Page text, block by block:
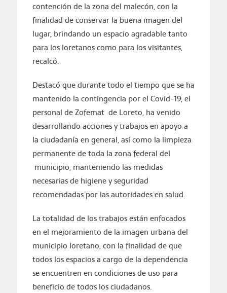
contención de la zona del malecón, con la
finalidad de conservar la buena imagen del
lugar, brindando un espacio agradable tanto
para los loretanos como para los visitantes,
recalcó.
Destacó que durante todo el tiempo que se ha
mantenido la contingencia por el Covid-19, el
personal de Zofemat de Loreto, ha venido
desarrollando acciones y trabajos en apoyo a
la ciudadanía en general, así como la limpieza
permanente de toda la zona federal del
municipio, manteniendo las medidas
necesarias de higiene y seguridad
recomendadas por las autoridades en salud.
La totalidad de los trabajos están enfocados
en el mejoramiento de la imagen urbana del
municipio loretano, con la finalidad de que
todos los espacios a cargo de la dependencia
se encuentren en condiciones de uso para
beneficio de todos los ciudadanos.